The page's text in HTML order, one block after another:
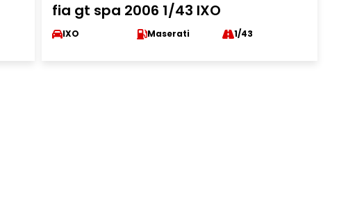
fia gt spa 2006 1/43 IXO
IXO Maserati 1/43